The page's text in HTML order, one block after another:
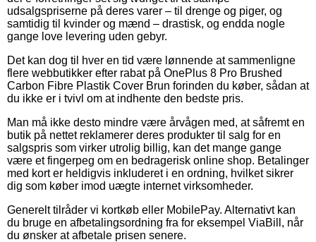
udsalgspriserne på deres varer – til drenge og piger, og
samtidig til kvinder og mænd – drastisk, og endda nogle
gange love levering uden gebyr.
Det kan dog til hver en tid være lønnende at sammenligne
flere webbutikker efter rabat på OnePlus 8 Pro Brushed
Carbon Fibre Plastik Cover Brun forinden du køber, sådan at
du ikke er i tvivl om at indhente den bedste pris.
Man må ikke desto mindre være årvågen med, at såfremt en
butik på nettet reklamerer deres produkter til salg for en
salgspris som virker utrolig billig, kan det mange gange
være et fingerpeg om en bedragerisk online shop. Betalinger
med kort er heldigvis inkluderet i en ordning, hvilket sikrer
dig som køber imod uægte internet virksomheder.
Generelt tilråder vi kortkøb eller MobilePay. Alternativt kan
du bruge en afbetalingsordning fra for eksempel ViaBill, når
du ønsker at afbetale prisen senere.